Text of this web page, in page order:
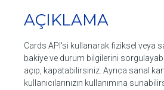
Kart Hareketleri Görüntüleme
Bakiye Transfer Başlatma
Bakiye Transfer Tamamlama
AÇIKLAMA
Cards API'si kullanarak fiziksel veya
bakiye ve durum bilgilerini
açıp, kapatabilirsiniz. Ayrıca sanal
kullanıcılarınızın kullanımına